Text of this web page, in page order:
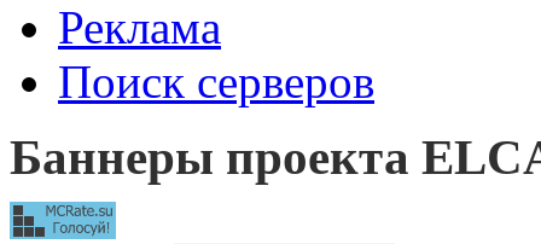
Реклама
Поиск серверов
Баннеры проекта